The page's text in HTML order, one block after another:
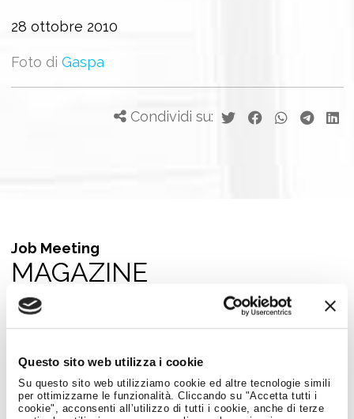
Questo sito web utilizza i cookie
Su questo sito web utilizziamo cookie ed altre tecnologie simili
per ottimizzarne le funzionalità. Cliccando su "Accetta tutti i
cookie", acconsenti all’utilizzo di tutti i cookie, anche di terze
28 ottobre 2010
Foto di Gaspa
Condividi su:
Job Meeting
MAGAZINE
Notizie dal Mondo del Lavoro